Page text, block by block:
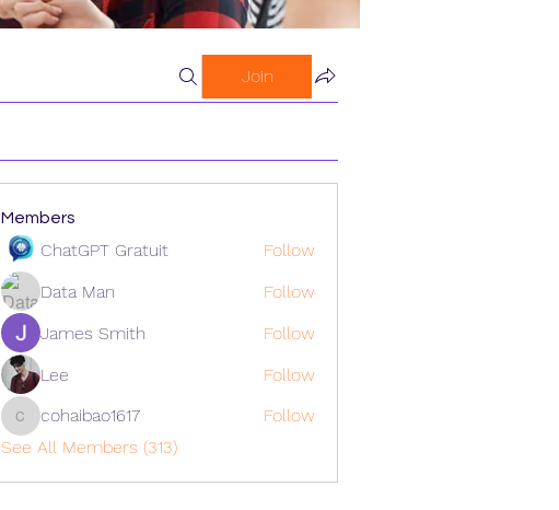
Join
Members
ChatGPT Gratuit
Follow
Data Man
Follow
James Smith
Follow
Lee
Follow
cohaibao1617
cohaibao1617
Follow
See All Members (313)